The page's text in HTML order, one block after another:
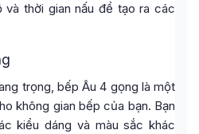
thời gian nấu để tạo ra các
trọng, bếp Âu 4 gọng là một
không gian bếp của bạn. Bạn
kiểu dáng và màu sắc khác